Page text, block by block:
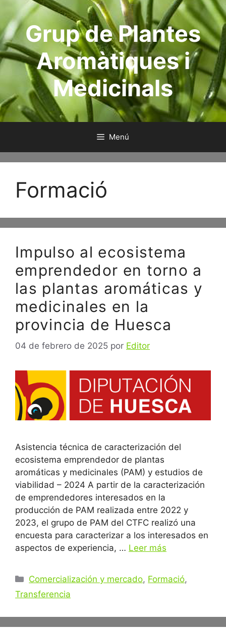
contenidoGrup de Plantes
Aromàtiques i
Medicinals
Menú
Formació
Impulso al ecosistema
emprendedor en torno a
las plantas aromáticas y
medicinales en la
provincia de Huesca
04 de febrero de 2025 por Editor
Asistencia técnica de caracterización del
ecosistema emprendedor de plantas
aromáticas y medicinales (PAM) y estudios de
viabilidad – 2024 A partir de la caracterización
de emprendedores interesados ​​en la
producción de PAM realizada entre 2022 y
2023, el grupo de PAM del CTFC realizó una
encuesta para caracterizar a los interesados ​​en
aspectos de experiencia, … Leer más
Categorías
Comercialización y mercado, Formació,
Transferencia